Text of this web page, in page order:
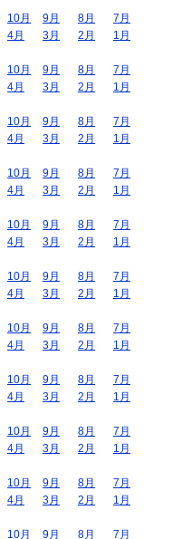
10月 9月 8月
7月
4月 3月 2月
1月
10月 9月 8月
7月
4月 3月 2月
1月
10月 9月 8月
7月
4月 3月 2月
1月
10月 9月 8月
7月
4月 3月 2月
1月
10月 9月 8月
7月
4月 3月 2月
1月
10月 9月 8月
7月
4月 3月 2月
1月
10月 9月 8月
7月
4月 3月 2月
1月
10月 9月 8月
7月
4月 3月 2月
1月
10月 9月 8月
7月
4月 3月 2月
1月
10月 9月 8月
7月
4月 3月 2月
1月
10月 9月 8月 7月